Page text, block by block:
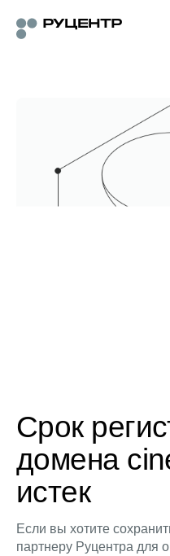
Срок
домена
истек
Если вы хотите
партнеру Руцентра для